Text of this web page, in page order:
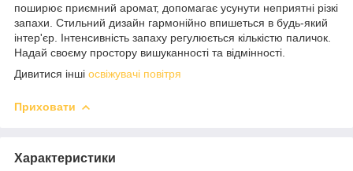
поширює приємний аромат, допомагає усунути неприятні різкі
запахи. Стильний дизайн гармонійно впишеться в будь-який
інтер'єр. Інтенсивність запаху регулюється кількістю паличок.
Надай своєму простору вишуканності та відмінності.
Дивитися інші освіжувачі повітря
Приховати
Характеристики